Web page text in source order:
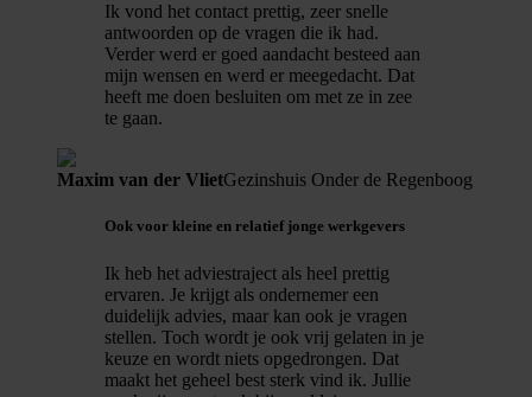
Ik vond het contact prettig, zeer snelle
antwoorden op de vragen die ik had.
Verder werd er goed aandacht besteed aan
mijn wensen en werd er meegedacht. Dat
heeft me doen besluiten om met ze in zee
te gaan.
Maxim van der VlietGezinshuis Onder de Regenboog
Ook voor kleine en relatief jonge werkgevers
Ik heb het adviestraject als heel prettig
ervaren. Je krijgt als ondernemer een
duidelijk advies, maar kan ook je vragen
stellen. Toch wordt je ook vrij gelaten in je
keuze en wordt niets opgedrongen. Dat
maakt het geheel best sterk vind ik. Jullie